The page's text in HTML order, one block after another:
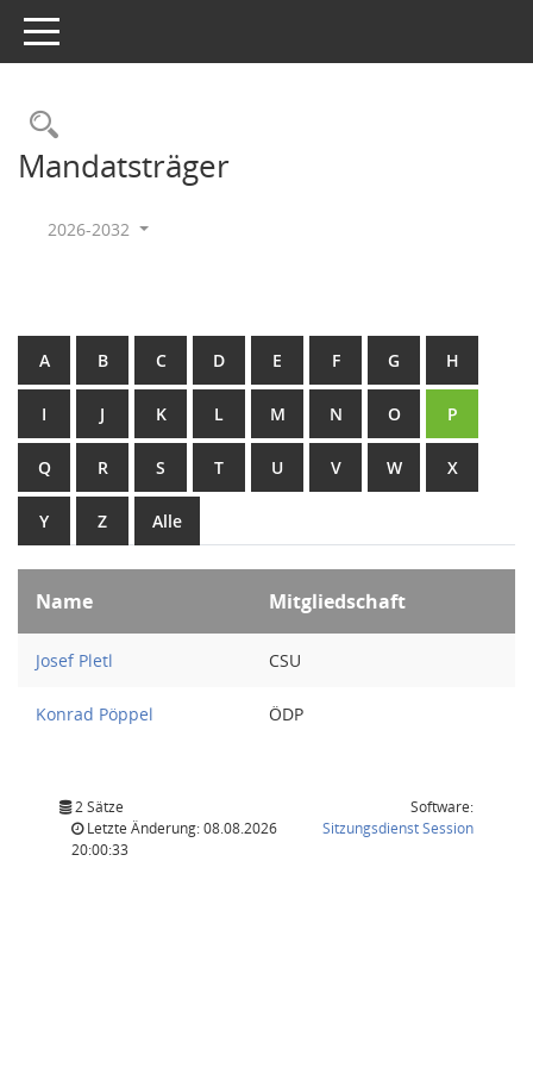
Toggle navigation
Rechercheauswahl
Mandatsträger
2026-2032
A B C D E F G H
I J K L M N O P
Q R S T U V W X
Y Z Alle
Name Mitgliedschaft
Josef Pletl CSU
Konrad Pöppel ÖDP
2 Sätze
Letzte Änderung: 08.08.2026
20:00:33
Software:
SitzungsdienstSession(Wird in